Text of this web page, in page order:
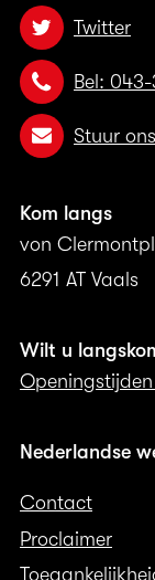
Twitter
Bel:
Stuur
Kom langs
von
6291 AT Vaals
Wilt u
Nederlandse
Contact
Proclaimer